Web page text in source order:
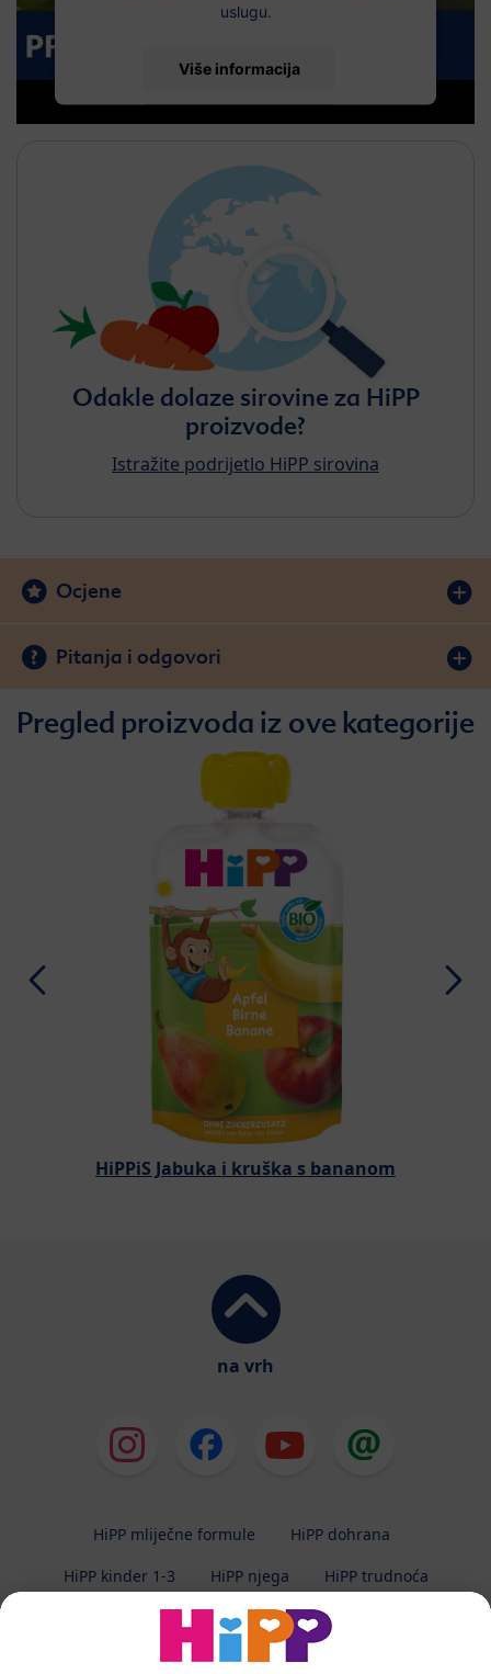
uslugu.
Više informacija
Prihvati
Odakle dolaze sirovine za HiPP
proizvode?
Istražite podrijetlo HiPP sirovina
Ocjene
Pitanja i odgovori
Pregled proizvoda iz ove kategorije
HiPPiS Jabuka i kruška s bananom
na vrh
HiPP mliječne formule
HiPP dohrana
HiPP kinder 1-3
HiPP njega HiPP trudnoća
Zaštita privatnosti
Uvjeti korištenja